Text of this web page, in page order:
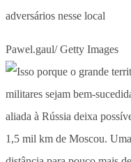
adversários nesse local
Pawel.gaul/ Getty Images